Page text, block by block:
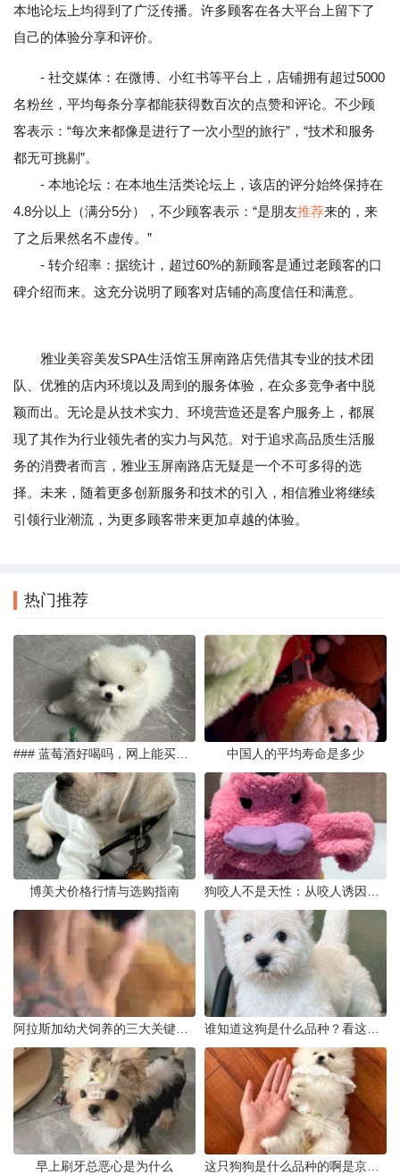
本地论坛上均得到了广泛传播。许多顾客在各大平台上留下了
自己的体验分享和评价。
- 社交媒体：在微博、小红书等平台上，店铺拥有超过5000
名粉丝，平均每条分享都能获得数百次的点赞和评论。不少顾
客表示：“每次来都像是进行了一次小型的旅行”，“技术和服务
都无可挑剔”。
- 本地论坛：在本地生活类论坛上，该店的评分始终保持在
4.8分以上（满分5分），不少顾客表示：“是朋友推荐来的，来
了之后果然名不虚传。”
- 转介绍率：据统计，超过60%的新顾客是通过老顾客的口
碑介绍而来。这充分说明了顾客对店铺的高度信任和满意。
雅业美容美发SPA生活馆玉屏南路店凭借其专业的技术团
队、优雅的店内环境以及周到的服务体验，在众多竞争者中脱
颖而出。无论是从技术实力、环境营造还是客户服务上，都展
现了其作为行业领先者的实力与风范。对于追求高品质生活服
务的消费者而言，雅业玉屏南路店无疑是一个不可多得的选
择。未来，随着更多创新服务和技术的引入，相信雅业将继续
引领行业潮流，为更多顾客带来更加卓越的体验。
热门推荐
中国人的平均寿命是多少
博美犬价格行情与选购指南
早上刷牙总恶心是为什么